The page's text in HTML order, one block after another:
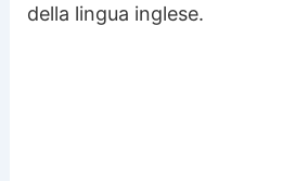
della lingua inglese.